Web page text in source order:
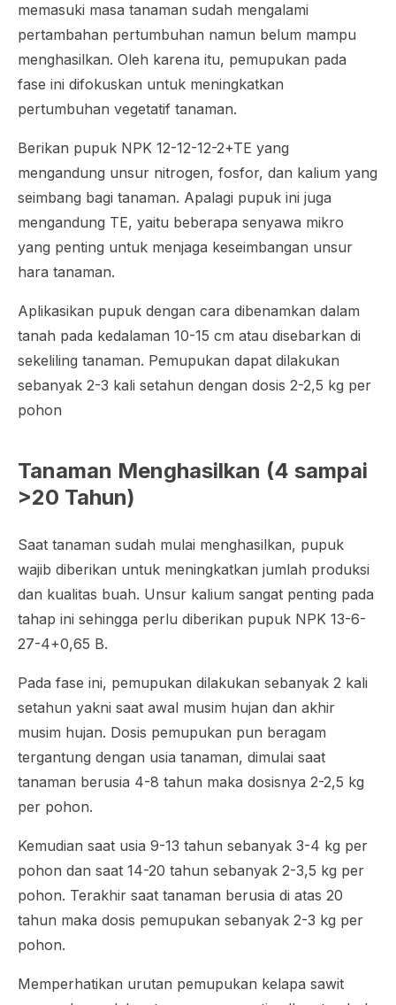
memasuki masa tanaman sudah mengalami
pertambahan pertumbuhan namun belum mampu
menghasilkan. Oleh karena itu, pemupukan pada
fase ini difokuskan untuk meningkatkan
pertumbuhan vegetatif tanaman.
Berikan pupuk NPK 12-12-12-2+TE yang
mengandung unsur nitrogen, fosfor, dan kalium yang
seimbang bagi tanaman. Apalagi pupuk ini juga
mengandung TE, yaitu beberapa senyawa mikro
yang penting untuk menjaga keseimbangan unsur
hara tanaman.
Aplikasikan pupuk dengan cara dibenamkan dalam
tanah pada kedalaman 10-15 cm atau disebarkan di
sekeliling tanaman. Pemupukan dapat dilakukan
sebanyak 2-3 kali setahun dengan dosis 2-2,5 kg per
pohon
Tanaman Menghasilkan (4 sampai
>20 Tahun)
Saat tanaman sudah mulai menghasilkan, pupuk
wajib diberikan untuk meningkatkan jumlah produksi
dan kualitas buah. Unsur kalium sangat penting pada
tahap ini sehingga perlu diberikan pupuk NPK 13-6-
27-4+0,65 B.
Pada fase ini, pemupukan dilakukan sebanyak 2 kali
setahun yakni saat awal musim hujan dan akhir
musim hujan. Dosis pemupukan pun beragam
tergantung dengan usia tanaman, dimulai saat
tanaman berusia 4-8 tahun maka dosisnya 2-2,5 kg
per pohon.
Kemudian saat usia 9-13 tahun sebanyak 3-4 kg per
pohon dan saat 14-20 tahun sebanyak 2-3,5 kg per
pohon. Terakhir saat tanaman berusia di atas 20
tahun maka dosis pemupukan sebanyak 2-3 kg per
pohon.
Memperhatikan urutan pemupukan kelapa sawit